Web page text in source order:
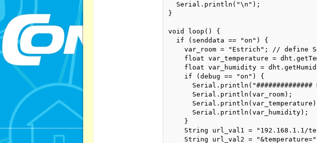
  Serial.println("\n");
}
void loop() {
  if (senddata == "on") {
var_room = "Estrich"; // define
float var_temperature =
float var_humidity =
    if (debug == "on") {
Serial.println("##############
      Serial.println(var_room);
      Serial.println(var_humidity);
    }
String url_val1 = "192.168.1.1/
String url_val2 =